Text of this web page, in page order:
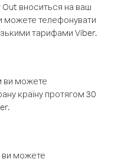
вноситься на ваш
можете телефонувати
тарифами Viber.
ви можете
країну протягом 30
ви можете